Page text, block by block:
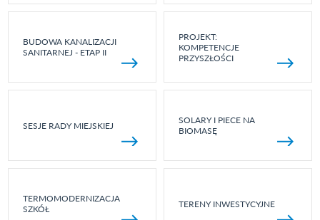
BUDOWA KANALIZACJI
SANITARNEJ - ETAP II
PROJEKT:
KOMPETENCJE
PRZYSZŁOŚCI
SESJE RADY MIEJSKIEJ
SOLARY I PIECE NA
BIOMASĘ
TERMOMODERNIZACJA
SZKÓŁ
TERENY INWESTYCYJNE